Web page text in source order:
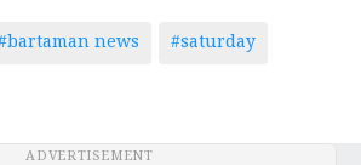
news
#saturday
ADVERTISEMENT